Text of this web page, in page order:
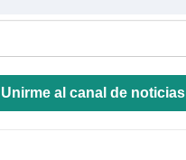
Unirme al canal de noticias